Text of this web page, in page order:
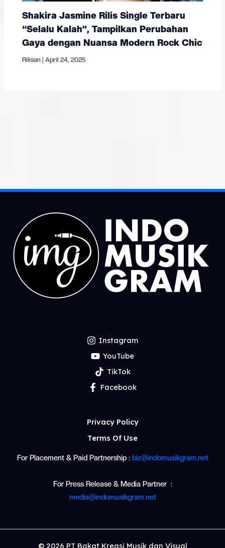
Shakira Jasmine Rilis Single Terbaru
“Selalu Kalah”, Tampilkan Perubahan
Gaya dengan Nuansa Modern Rock Chic
Rilisan |April 24, 2025
Instagram
YouTube
TikTok
Facebook
Privacy Policy
Terms Of Use
For Placement & Paid Partnership : biz@indomusikgram.net
For Press Release & Media Partner :
media@indomusikgram.net
© 2026 PT Bakat Kreasi Musik dan Visual